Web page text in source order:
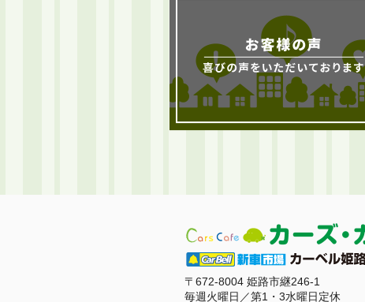
〒672-8004 姫路市継246-1
毎週火曜日／第1・3水曜日定休